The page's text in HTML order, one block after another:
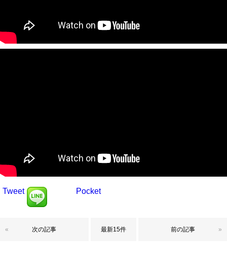
Tweet Pocket
次の記事
« 最新15件 前の記事 »